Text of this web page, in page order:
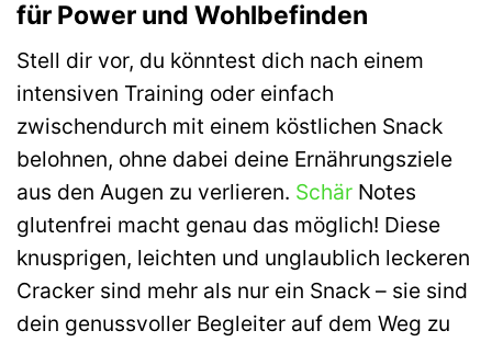
für Power und Wohlbefinden
Stell dir vor, du könntest dich nach einem
intensiven Training oder einfach
zwischendurch mit einem köstlichen Snack
belohnen, ohne dabei deine Ernährungsziele
aus den Augen zu verlieren. Schär Notes
glutenfrei macht genau das möglich! Diese
knusprigen, leichten und unglaublich leckeren
Cracker sind mehr als nur ein Snack – sie sind
dein genussvoller Begleiter auf dem Weg zu